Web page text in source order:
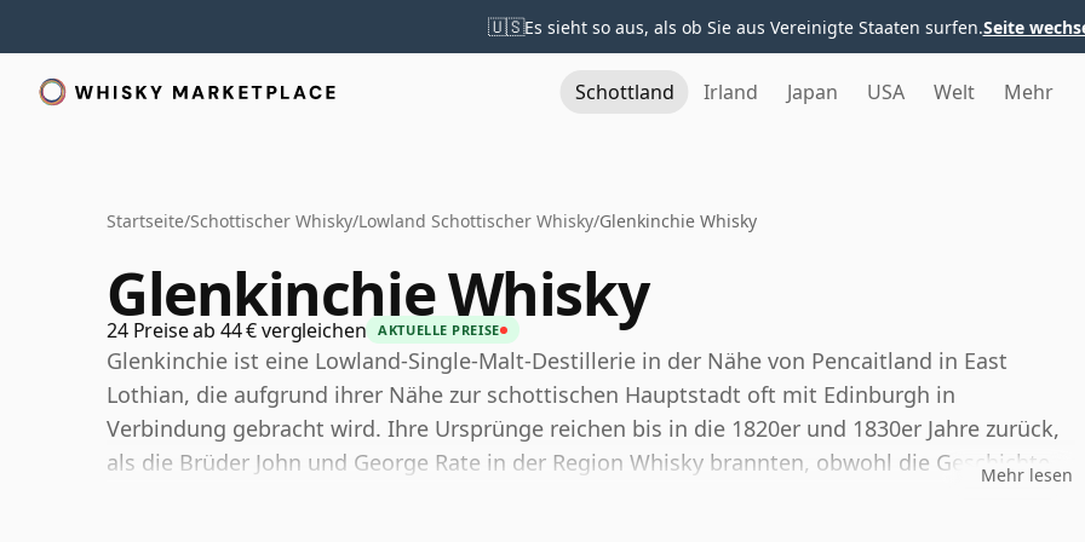
🇺🇸Es sieht so aus, als ob Sie aus Vereinigte Staaten surfen.Seite
Schottland Irland Japan USA Welt Mehr
Startseite/Schottischer Whisky/Lowland Schottischer Whisky/Glenkinchie Whisky
Glenkinchie Whisky
24 Preise ab 44 € vergleichen AKTUELLE PREISE
Glenkinchie ist eine Lowland-Single-Malt-Destillerie in der Nähe von Pencaitland in East
Lothian, die aufgrund ihrer Nähe zur schottischen Hauptstadt oft mit Edinburgh in
Verbindung gebracht wird. Ihre Ursprünge reichen bis in die 1820er und 1830er Jahre zurück,
als die Brüder John und George Rate in der Region Whisky brannten, obwohl die Geschichte
Mehr lesen